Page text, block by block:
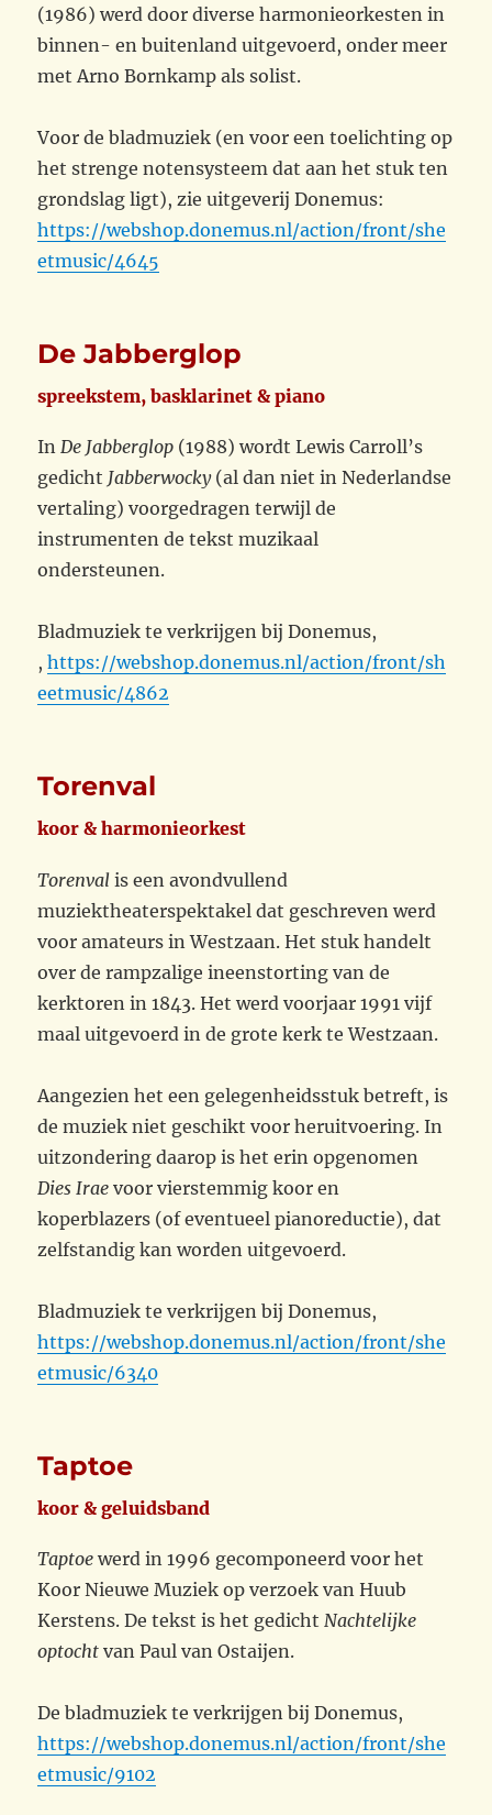
(1986) werd door diverse harmonieorkesten in
binnen- en buitenland uitgevoerd, onder meer
met Arno Bornkamp als solist.
Voor de bladmuziek (en voor een toelichting op
het strenge notensysteem dat aan het stuk ten
grondslag ligt), zie uitgeverij Donemus:
https://webshop.donemus.nl/action/front/she
etmusic/4645
De Jabberglop
spreekstem, basklarinet & piano
InDe Jabberglop (1988) wordt Lewis Carroll’s
gedicht Jabberwocky(al dan niet in Nederlandse
vertaling) voorgedragen terwijl de
instrumenten de tekst muzikaal
ondersteunen.
Bladmuziek te verkrijgen bij Donemus,
,https://webshop.donemus.nl/action/front/sh
eetmusic/4862
Torenval
koor & harmonieorkest
Torenvalis een avondvullend
muziektheaterspektakel dat geschreven werd
voor amateurs in Westzaan. Het stuk handelt
over de rampzalige ineenstorting van de
kerktoren in 1843. Het werd voorjaar 1991 vijf
maal uitgevoerd in de grote kerk te Westzaan.
Aangezien het een gelegenheidsstuk betreft, is
de muziek niet geschikt voor heruitvoering. In
uitzondering daarop is het erin opgenomen
Dies Irae voor vierstemmig koor en
koperblazers (of eventueel pianoreductie), dat
zelfstandig kan worden uitgevoerd.
Bladmuziek te verkrijgen bij Donemus,
https://webshop.donemus.nl/action/front/she
etmusic/6340
Taptoe
koor & geluidsband
Taptoewerd in 1996 gecomponeerd voor het
Koor Nieuwe Muziek op verzoek van Huub
Kerstens. De tekst is het gedichtNachtelijke
optocht van Paul van Ostaijen.
De bladmuziek te verkrijgen bij Donemus,
https://webshop.donemus.nl/action/front/she
etmusic/9102